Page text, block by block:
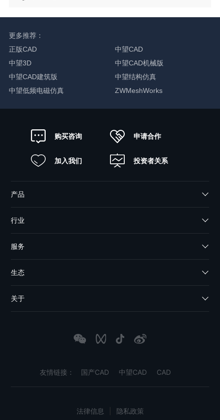
更多推荐：
正版CAD
中望CAD
中望3D
中望CAD机械版
中望CAD建筑版
中望结构仿真
中望低频电磁仿真
ZWMeshWorks
购买咨询 申请合作
加入我们 投资者关系
产品
行业
服务
生态
关于
友情链接： 国产CAD 中望CAD CAD
法律信息 隐私政策